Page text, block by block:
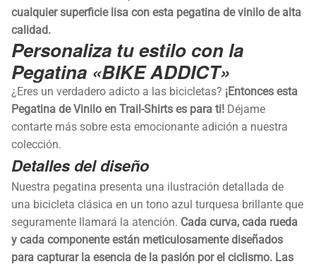
cualquier superficie lisa con esta pegatina de vinilo de alta
calidad.
Personaliza tu estilo con la
Pegatina «BIKE ADDICT»
¿Eres un verdadero adicto a las bicicletas? ¡Entonces esta
Pegatina de Vinilo en Trail-Shirts es para ti! Déjame
contarte más sobre esta emocionante adición a nuestra
colección.
Detalles del diseño
Nuestra pegatina presenta una ilustración detallada de
una bicicleta clásica en un tono azul turquesa brillante que
seguramente llamará la atención. Cada curva, cada rueda
y cada componente están meticulosamente diseñados
para capturar la esencia de la pasión por el ciclismo. Las